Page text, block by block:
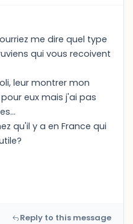
me dire quel type
qui vous recoivent
leur montrer mon
eux mais j'ai pas
qu'il y a en France qui
Reply to this message